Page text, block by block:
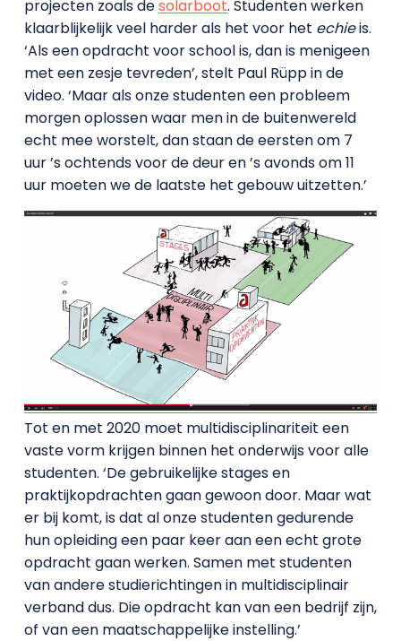
projecten zoals desolarboot. Studenten werken
klaarblijkelijk veel harder als het voor het echieis.
‘Als een opdracht voor school is, dan is menigeen
met een zesje tevreden’, stelt Paul Rüpp in de
video. ‘Maar als onze studenten een probleem
morgen oplossen waar men in de buitenwereld
echt mee worstelt, dan staan de eersten om 7
uur ’s ochtends voor de deur en ’s avonds om 11
uur moeten we de laatste het gebouw uitzetten.’
Tot en met 2020 moet multidisciplinariteit een
vaste vorm krijgen binnen het onderwijs voor alle
studenten. ‘De gebruikelijke stages en
praktijkopdrachten gaan gewoon door. Maar wat
er bij komt, is dat al onze studenten gedurende
hun opleiding een paar keer aan een echt grote
opdracht gaan werken. Samen met studenten
van andere studierichtingen in multidisciplinair
verband dus. Die opdracht kan van een bedrijf zijn,
of van een maatschappelijke instelling.’